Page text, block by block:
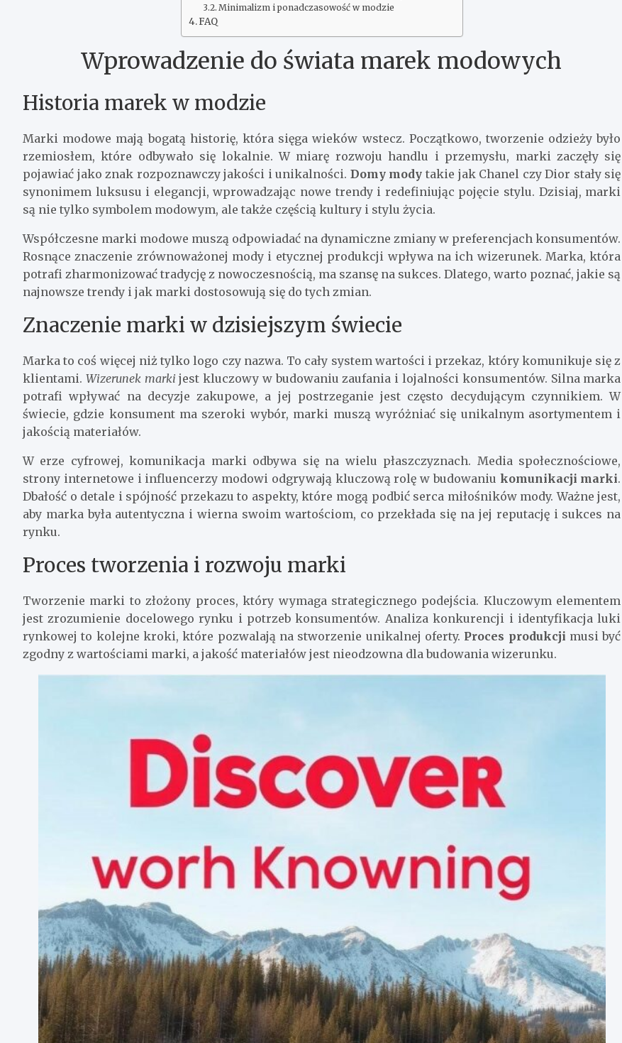
Minimalizm i ponadczasowość w modzie
FAQ
Wprowadzenie do świata marek modowych
Historia marek w modzie
Marki modowe mają bogatą historię, która sięga wieków wstecz. Początkowo, tworzenie odzieży było
rzemiosłem, które odbywało się lokalnie. W miarę rozwoju handlu i przemysłu, marki zaczęły się
pojawiać jako znak rozpoznawczy jakości i unikalności. Domy mody takie jak Chanel czy Dior stały się
synonimem luksusu i elegancji, wprowadzając nowe trendy i redefiniując pojęcie stylu. Dzisiaj, marki
są nie tylko symbolem modowym, ale także częścią kultury i stylu życia.
Współczesne marki modowe muszą odpowiadać na dynamiczne zmiany w preferencjach konsumentów.
Rosnące znaczenie zrównoważonej mody i etycznej produkcji wpływa na ich wizerunek. Marka, która
potrafi zharmonizować tradycję z nowoczesnością, ma szansę na sukces. Dlatego, warto poznać, jakie są
najnowsze trendy i jak marki dostosowują się do tych zmian.
Znaczenie marki w dzisiejszym świecie
Marka to coś więcej niż tylko logo czy nazwa. To cały system wartości i przekaz, który komunikuje się z
klientami. Wizerunek marki jest kluczowy w budowaniu zaufania i lojalności konsumentów. Silna marka
potrafi wpływać na decyzje zakupowe, a jej postrzeganie jest często decydującym czynnikiem. W
świecie, gdzie konsument ma szeroki wybór, marki muszą wyróżniać się unikalnym asortymentem i
jakością materiałów.
W erze cyfrowej, komunikacja marki odbywa się na wielu płaszczyznach. Media społecznościowe,
strony internetowe i influencerzy modowi odgrywają kluczową rolę w budowaniu komunikacji marki.
Dbałość o detale i spójność przekazu to aspekty, które mogą podbić serca miłośników mody. Ważne jest,
aby marka była autentyczna i wierna swoim wartościom, co przekłada się na jej reputację i sukces na
rynku.
Proces tworzenia i rozwoju marki
Tworzenie marki to złożony proces, który wymaga strategicznego podejścia. Kluczowym elementem
jest zrozumienie docelowego rynku i potrzeb konsumentów. Analiza konkurencji i identyfikacja luki
rynkowej to kolejne kroki, które pozwalają na stworzenie unikalnej oferty. Proces produkcji musi być
zgodny z wartościami marki, a jakość materiałów jest nieodzowna dla budowania wizerunku.